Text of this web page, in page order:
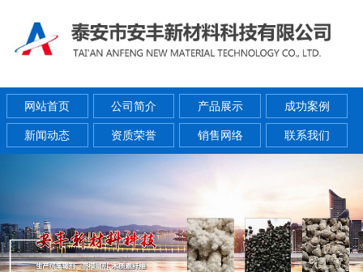
网站首页 公司简介 产品展示 成功案例
新闻动态 资质荣誉 销售网络 联系我们